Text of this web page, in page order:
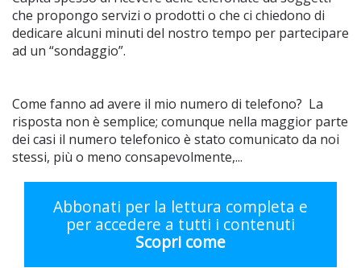
che propongo servizi o prodotti o che ci chiedono di
dedicare alcuni minuti del nostro tempo per partecipare
ad un “sondaggio”.
Come fanno ad avere il mio numero di telefono? La
risposta non è semplice; comunque nella maggior parte
dei casi il numero telefonico è stato comunicato da noi
stessi, più o meno consapevolmente,...
Abbonati per la lettura completa e
per accedere a tutti i contenuti
Scopri come